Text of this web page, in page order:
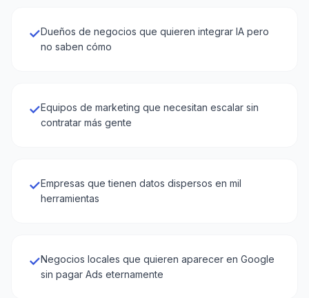
✓Dueños de negocios que quieren integrar IA pero
no saben cómo
✓Equipos de marketing que necesitan escalar sin
contratar más gente
✓Empresas que tienen datos dispersos en mil
herramientas
✓Negocios locales que quieren aparecer en Google
sin pagar Ads eternamente